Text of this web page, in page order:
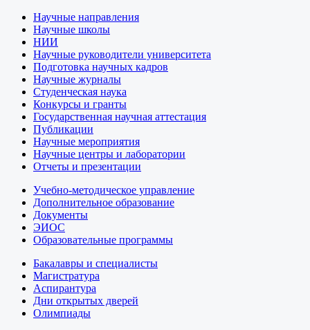
Научные направления
Научные школы
НИИ
Научные руководители университета
Подготовка научных кадров
Научные журналы
Студенческая наука
Конкурсы и гранты
Государственная научная аттестация
Публикации
Научные мероприятия
Научные центры и лаборатории
Отчеты и презентации
Учебно-методическое управление
Дополнительное образование
Документы
ЭИОС
Образовательные программы
Бакалавры и специалисты
Магистратура
Аспирантура
Дни открытых дверей
Олимпиады